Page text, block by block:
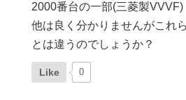
2000番台の一部(三菱製VVVF)
他は良く分かりませんがこれ
とは違うのでしょうか？
Like 0